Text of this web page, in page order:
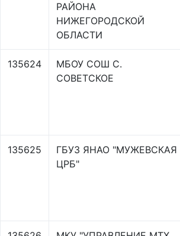
РАЙОНА
НИЖЕГОРОДСКОЙ
ОБЛАСТИ
135624
МБОУ СОШ С.
СОВЕТСКОЕ
135625
ГБУЗ ЯНАО "МУЖЕВСКАЯ
ЦРБ"